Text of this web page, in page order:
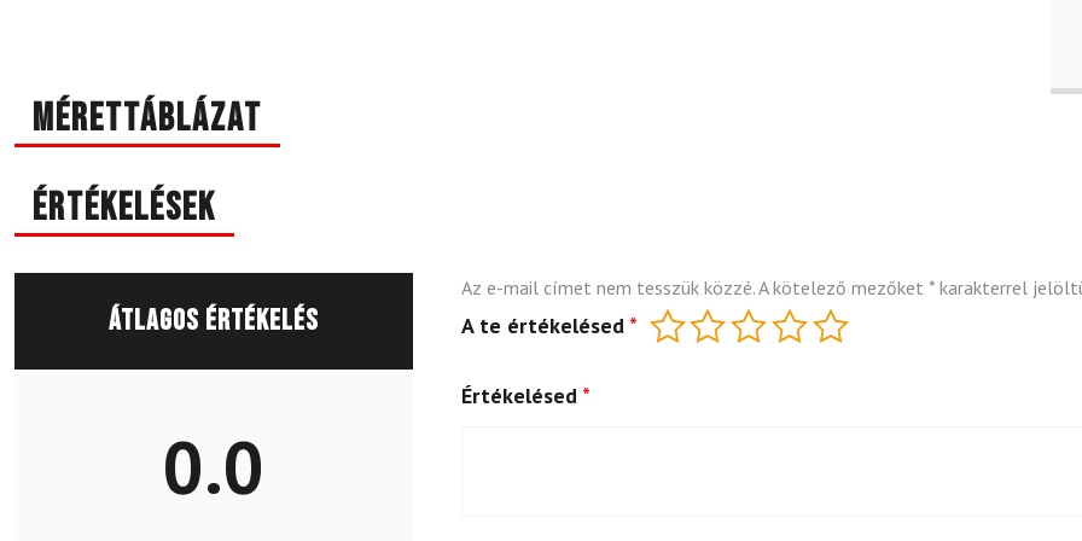
Mérettáblázat
Értékelések
Átlagos értékelés
0.0
Az e-mail címet nem tesszük közzé.A kötelező mezőket *karakterrel
A te értékelésed *
Értékelésed *